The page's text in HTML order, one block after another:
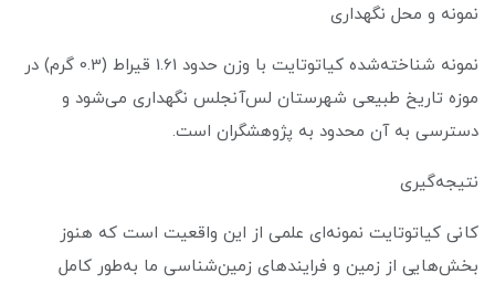
نمونه و محل نگهداری
نمونه شناخته‌شده کیاتوتایت با وزن حدود 1.61 قیراط (0.3 گرم) در
موزه تاریخ طبیعی شهرستان لس‌آنجلس نگهداری می‌شود و
دسترسی به آن محدود به پژوهشگران است.
نتیجه‌گیری
کانی کیاتوتایت نمونه‌ای علمی از این واقعیت است که هنوز
بخش‌هایی از زمین و فرایندهای زمین‌شناسی ما به‌طور کامل